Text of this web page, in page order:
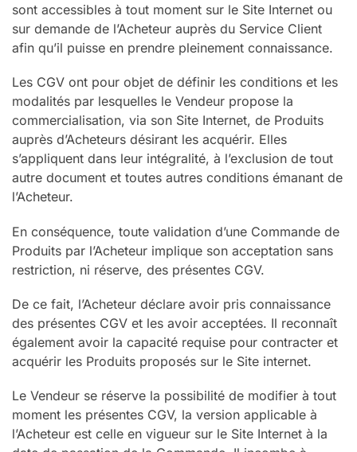
sont accessibles à tout moment sur le Site Internet ou
sur demande de l’Acheteur auprès du Service Client
afin qu’il puisse en prendre pleinement connaissance.
Les CGV ont pour objet de définir les conditions et les
modalités par lesquelles le Vendeur propose la
commercialisation, via son Site Internet, de Produits
auprès d’Acheteurs désirant les acquérir. Elles
s’appliquent dans leur intégralité, à l’exclusion de tout
autre document et toutes autres conditions émanant de
l’Acheteur.
En conséquence, toute validation d’une Commande de
Produits par l’Acheteur implique son acceptation sans
restriction, ni réserve, des présentes CGV.
De ce fait, l’Acheteur déclare avoir pris connaissance
des présentes CGV et les avoir acceptées. Il reconnaît
également avoir la capacité requise pour contracter et
acquérir les Produits proposés sur le Site internet.
Le Vendeur se réserve la possibilité de modifier à tout
moment les présentes CGV, la version applicable à
l’Acheteur est celle en vigueur sur le Site Internet à la